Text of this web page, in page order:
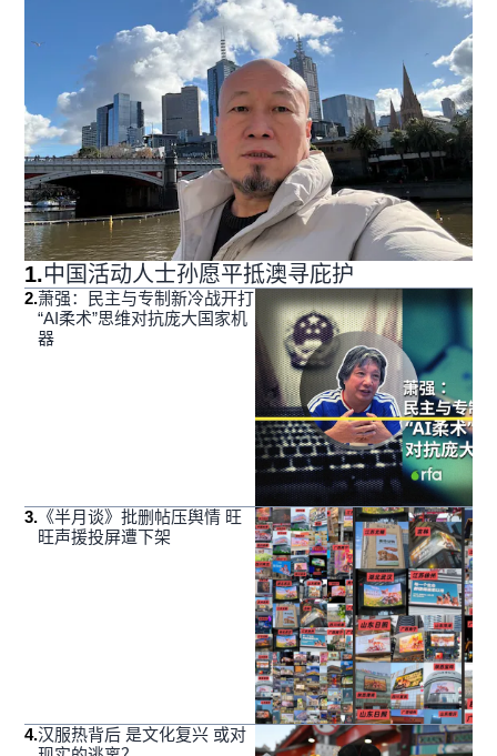
1.中国活动人士孙愿平抵澳寻庇护
2.萧强：民主与专制新冷战开打
“AI柔术”思维对抗庞大国家机
器
3. 《半月谈》批删帖压舆情 旺
旺声援投屏遭下架
4.汉服热背后 是文化复兴 或对